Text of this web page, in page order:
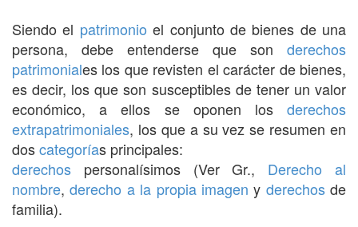
Siendo el patrimonio el conjunto de bienes de una
persona, debe entenderse que son derechos
patrimoniales los que revisten el carácter de bienes,
es decir, los que son susceptibles de tener un valor
económico, a ellos se oponen los derechos
extrapatrimoniales, los que a su vez se resumen en
doscategorías principales:
derechos personalísimos (Ver Gr., Derecho al
nombre,derecho a la propia imagen y derechosde
familia).